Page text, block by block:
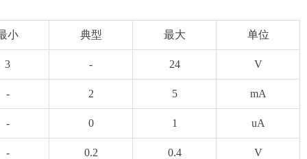
小 典型 最大 单位
3 - 24 V
- 2 5 mA
- 0 1 uA
- 0.2 0.4 V